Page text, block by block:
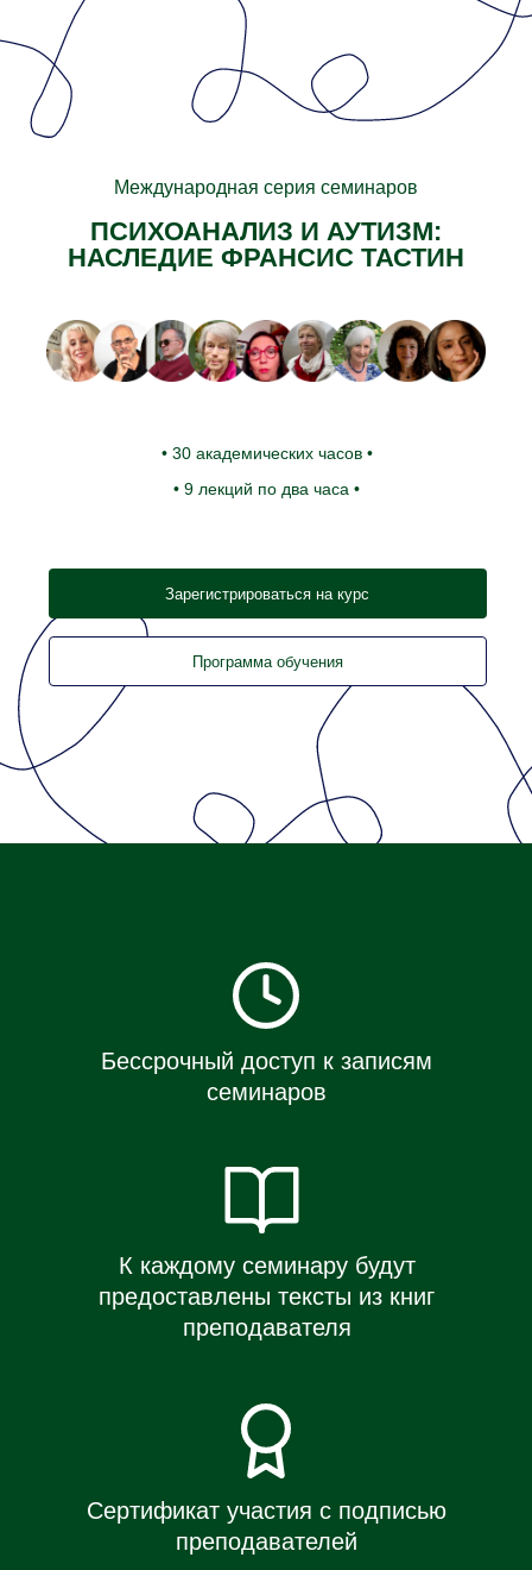
ПСИХОАНАЛИЗ И АУТИЗМ:
НАСЛЕДИЕ ФРАНСИС ТАСТИН
Международная серия семинаров
Зарегистрироваться на курс
Программа обучения
• 30 академических часов •
• 9 лекций по два часа •
Сертификат участия с подписью
преподавателей
Качественный синхронный перевод
на русский язык
РАСПИСАНИЕ